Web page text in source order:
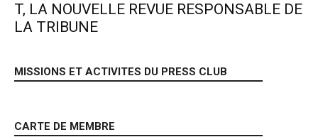
T, LA NOUVELLE REVUE RESPONSABLE DE
LA TRIBUNE
MISSIONS ET ACTIVITES DU PRESS CLUB
CARTE DE MEMBRE